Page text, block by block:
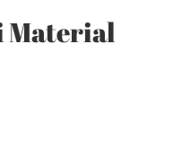
Material